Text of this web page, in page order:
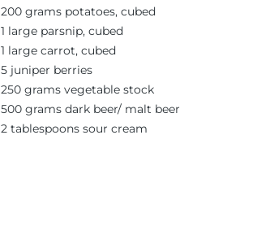
200 grams potatoes, cubed
1 large parsnip, cubed
1 large carrot, cubed
5 juniper berries
250 grams vegetable stock
500 grams dark beer/ malt beer
2 tablespoons sour cream